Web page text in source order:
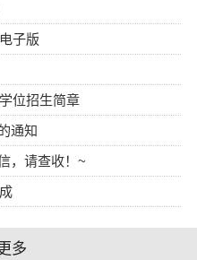
子版
位招生简章
通知
，请查收！~
多